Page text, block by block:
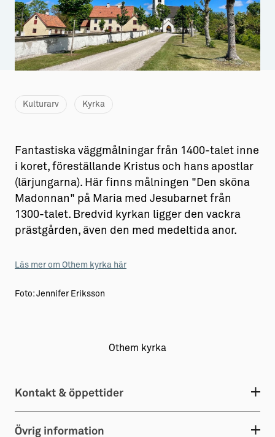
Aktiviteter
Sustainable Plejs
Möten & kongresser
Hansestaden världsarv
Almedalsveckan
Medeltidsveckan
Visby Centrum
→ Gutamål och gotländska
Allt om bostad
→ Hyra bostad
→ Köpa bostad
Allt om livet på Ön
→ Fritidsliv
→ Föreningsliv
→ Idrottsliv
Barn & Familj
Kulturarv Kyrka
Fantastiska väggmålningar från 1400-talet inne
i koret, föreställande Kristus och hans apostlar
(lärjungarna). Här finns målningen "Den sköna
Madonnan" på Maria med Jesubarnet från
1300-talet. Bredvid kyrkan ligger den vackra
prästgården, även den med medeltida anor.
Läs mer om Othem kyrka här
Foto: Jennifer Eriksson
Othem kyrka
Kontakt & öppettider
Övrig information